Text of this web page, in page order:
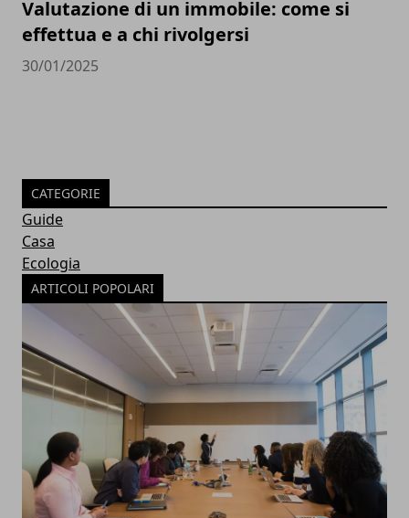
Valutazione di un immobile: come si
effettua e a chi rivolgersi
30/01/2025
CATEGORIE
Guide
Casa
Ecologia
ARTICOLI POPOLARI